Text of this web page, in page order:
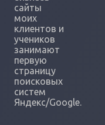
сайты
моих
клиентов и
учеников
занимают
первую
страницу
поисковых
систем
Яндекс/Google.